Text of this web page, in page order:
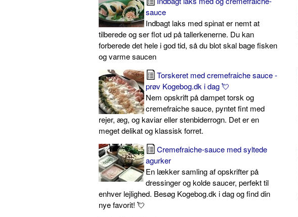
sauce
Indbagt laks med spinat er nemt at
tilberede og ser flot ud på tallerkenerne. Du kan
forberede det hele i god tid, så du blot skal bage fisken
og varme saucen
Torskeret med cremefraiche sauce -
prøv Kogebog.dk i dag 💘
Nem opskrift på dampet torsk og
cremefraiche sauce, pyntet fint med
rejer, æg, og kaviar eller stenbiderrogn. Det er en
meget delikat og klassisk forret.
Cremefraiche-sauce med syltede
agurker
En lækker samling af opskrifter på
dressinger og kolde saucer, perfekt til
enhver lejlighed. Besøg Kogebog.dk i dag og find din
nye favorit! 💘